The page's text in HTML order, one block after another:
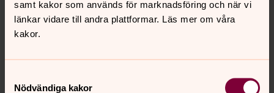
samt kakor som används för marknadsföring och när vi
länkar vidare till andra plattformar. Läs mer om våra
kakor.
Nödvändiga kakor
Uppgifter om förordnad behandlas tills
gravrättsinnehavaren tar tillbaka förordnandet eller
Gravskötsel